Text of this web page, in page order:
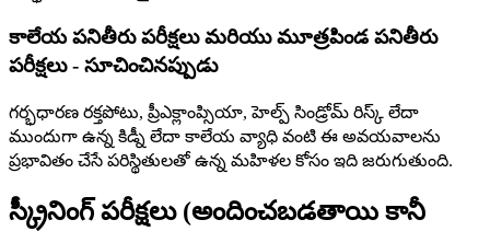
కాలేయ పనితీరు పరీక్షలు మరియు మూత్రపిండ పనితీరు
పరీక్షలు - సూచించినప్పుడు
గర్భధారణ రక్తపోటు, ప్రీఎక్లాంప్సియా, హెల్ప్ సిండ్రోమ్ రిస్క్ లేదా
ముందుగా ఉన్న కిడ్నీ లేదా కాలేయ వ్యాధి వంటి ఈ అవయవాలను
ప్రభావితం చేసే పరిస్థితులతో ఉన్న మహిళల కోసం ఇది జరుగుతుంది.
స్క్రీనింగ్ పరీక్షలు (అందించబడతాయి కానీ